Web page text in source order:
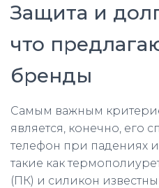
Защита и
что
бренды
Самым важным
является, конечно, его
телефон при падениях
такие как
(ПК) и силикон